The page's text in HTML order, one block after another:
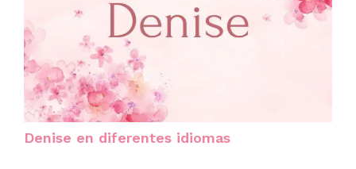
Denise en diferentes idiomas